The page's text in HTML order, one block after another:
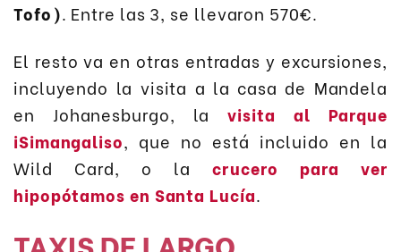
Tofo). Entre las 3, se llevaron 570€.
El resto va en otras entradas y excursiones,
incluyendo la visita a la casa de Mandela
en Johanesburgo, lavisita al Parque
iSimangaliso, que no está incluido en la
Wild Card, o lacrucero para ver
hipopótamos en Santa Lucía.